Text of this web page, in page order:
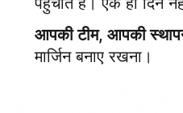
आपकी टीम, आपकी
मार्जिन बनाए रखना।